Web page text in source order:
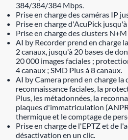
384/384/384 Mbps.
Prise en charge des caméras IP
Prise en charge d'AcuPick jusqu'à
Prise en charge des clusters N+M
AI by Recorder prend en charge
2 canaux, jusqu'à 20 bases de
20 000 images faciales ;
4 canaux ; SMD Plus à 8 canaux.
AI by Camera prend en charge la
reconnaissance faciales, la
Plus, les métadonnées, la
plaques d'immatriculation
thermique et le comptage de
Prise en charge de l'EPTZ et de
désactivation en un clic.